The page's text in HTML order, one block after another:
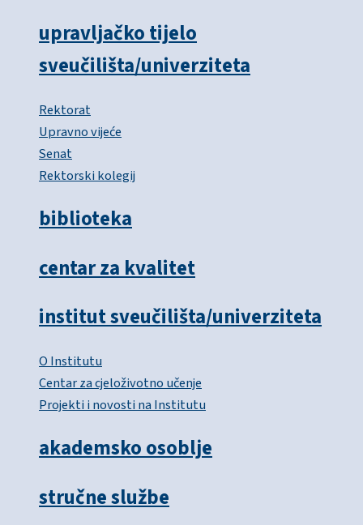
upravljačko tijelo
sveučilišta/univerziteta
Rektorat
Upravno vijeće
Senat
Rektorski kolegij
biblioteka
centar za kvalitet
institut sveučilišta/univerziteta
O Institutu
Centar za cjeloživotno učenje
Projekti i novosti na Institutu
akademsko osoblje
stručne službe